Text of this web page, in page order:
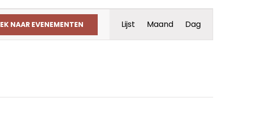
NAAR EVENEMENTEN
weergaven
navigatie
Lijst Maand Dag